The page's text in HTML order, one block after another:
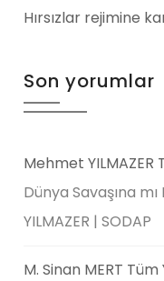
Hırsızlar rejimine
Son yorumlar
Mehmet YILMAZER
Dünya Savaşına
YILMAZER | SODAP
M. Sinan MERT Tüm